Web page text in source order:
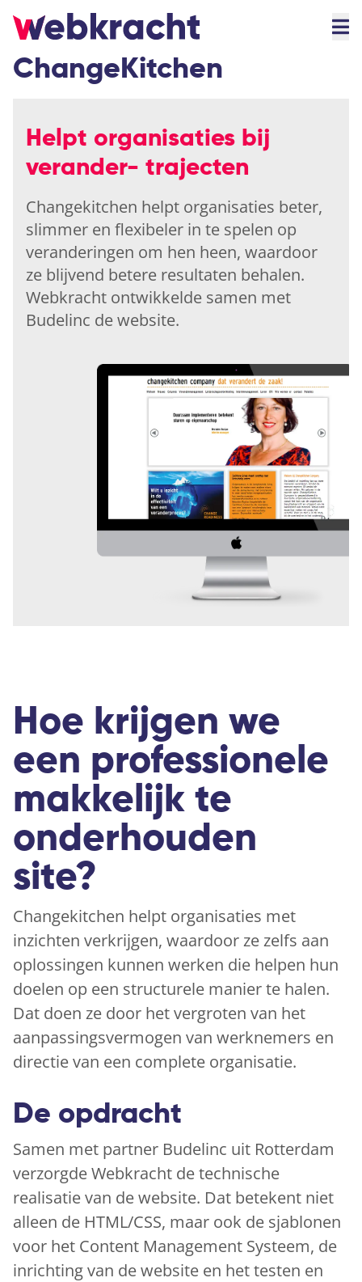
ChangeKitchen
Helpt organisaties bij
verander- trajecten
Changekitchen helpt organisaties beter,
slimmer en flexibeler in te spelen op
veranderingen om hen heen, waardoor
ze blijvend betere resultaten behalen.
Webkracht ontwikkelde samen met
Budelinc de website.
Hoe krijgen we
een professionele
makkelijk te
onderhouden
site?
Changekitchen helpt organisaties met
inzichten verkrijgen, waardoor ze zelfs aan
oplossingen kunnen werken die helpen hun
doelen op een structurele manier te halen.
Dat doen ze door het vergroten van het
aanpassingsvermogen van werknemers en
directie van een complete organisatie.
De opdracht
Samen met partner Budelinc uit Rotterdam
verzorgde Webkracht de technische
realisatie van de website. Dat betekent niet
alleen de HTML/CSS, maar ook de sjablonen
voor het Content Management Systeem, de
inrichting van de website en het testen en